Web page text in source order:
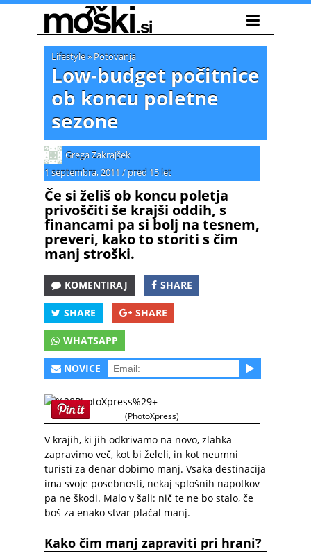
Lifestyle» Potovanja
Low-budget počitnice
ob koncu poletne
sezone
Grega Zakrajšek
1 septembra, 2011 / pred 15 let
Če si želiš ob koncu poletja
privoščiti še krajši oddih, s
financami pa si bolj na tesnem,
preveri, kako to storiti s čim
manj stroški.
KOMENTIRAJ SHARE
SHARE SHARE
WHATSAPP
NOVICE
(PhotoXpress)
V krajih, ki jih odkrivamo na novo, zlahka
zapravimo več, kot bi želeli, in kot neumni
turisti za denar dobimo manj. Vsaka destinacija
ima svoje posebnosti, nekaj splošnih napotkov
pa ne škodi. Malo v šali: nič te ne bo stalo, če
boš za enako stvar plačal manj.
Kako čim manj zapraviti pri hrani?